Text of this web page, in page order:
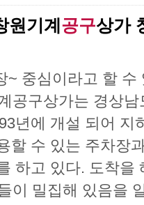
기계 공구상가
~ 중심이라고 할
공구상가는 경상
년에 개설 되어 지
할 수 있는 주차장
하고 있다. 도착을
이 밀집해 있음을